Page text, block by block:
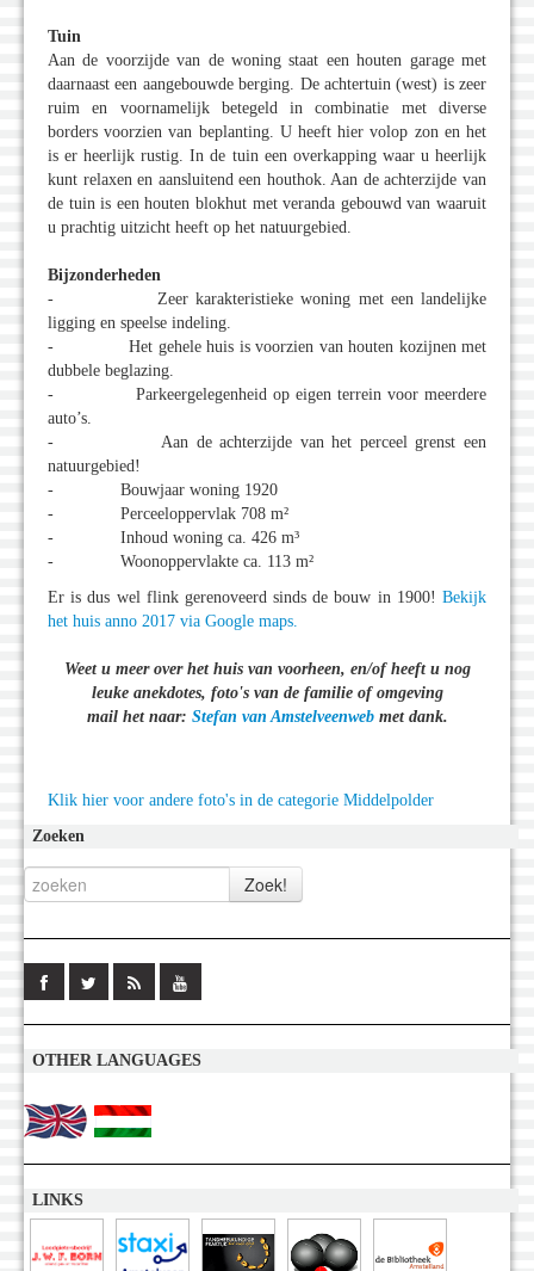
Tuin
Aan de voorzijde van de woning staat een houten garage met
daarnaast een aangebouwde berging. De achtertuin (west) is zeer
ruim en voornamelijk betegeld in combinatie met diverse
borders voorzien van beplanting. U heeft hier volop zon en het
is er heerlijk rustig. In de tuin een overkapping waar u heerlijk
kunt relaxen en aansluitend een houthok. Aan de achterzijde van
de tuin is een houten blokhut met veranda gebouwd van waaruit
u prachtig uitzicht heeft op het natuurgebied.
Bijzonderheden
- Zeer karakteristieke woning met een landelijke
ligging en speelse indeling.
- Het gehele huis is voorzien van houten kozijnen met
dubbele beglazing.
- Parkeergelegenheid op eigen terrein voor meerdere
auto’s.
- Aan de achterzijde van het perceel grenst een
natuurgebied!
- Bouwjaar woning 1920
- Perceeloppervlak 708 m²
- Inhoud woning ca. 426 m³
- Woonoppervlakte ca. 113 m²
Er is dus wel flink gerenoveerd sinds de bouw in 1900! Bekijk
het huis anno 2017 via Google maps.
Weet u meer over het huis van voorheen, en/of heeft u nog
leuke anekdotes, foto's van de familie of omgeving
mail het naar: Stefan van Amstelveenweb met dank.
Klik hier voor andere foto's in de categorie Middelpolder
Zoeken
OTHER LANGUAGES
LINKS